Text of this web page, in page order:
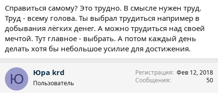
Справиться самому? Это трудно. В смысле нужен труд.
Труд - всему голова. Ты выбрал трудиться например в
добывания лёгких денег. А можно трудиться над своей
мечтой. Тут главное - выбрать. А потом каждый день
делать хотя бы небольшое усилие для достижения.
Ю Юра krd
Пользователь
Регистрация Фев 12, 2018
Сообщения
50